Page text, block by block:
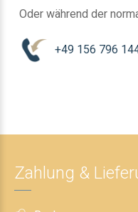
Oder während der
+49 156 796
Zahlung &